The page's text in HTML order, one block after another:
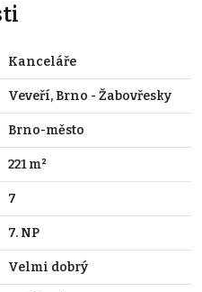
Kanceláře
Veveří, Brno - Žabovřesky
Brno-město
221 m²
7
7. NP
Velmi dobrý